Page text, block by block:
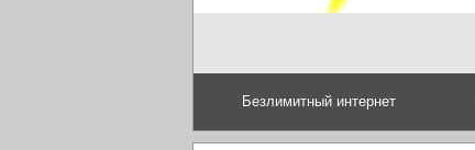
Безлимитный интернет